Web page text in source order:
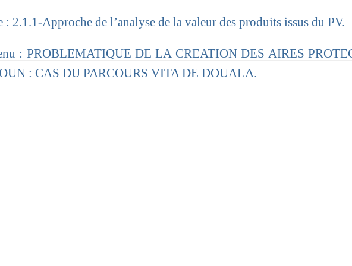
: 2.1.1-Approche de l’analyse de la valeur des produits issus du PV.
: PROBLEMATIQUE DE LA CREATION DES AIRES
: CAS DU PARCOURS VITA DE DOUALA.